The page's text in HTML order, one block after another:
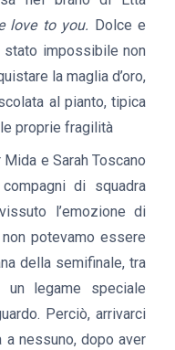
love to you. Dolce e
stato impossibile non
la maglia d’oro,
al pianto, tipica
proprie fragilità
e Sarah Toscano
di squadra
l’emozione di
potevamo essere
della semifinale, tra
legame speciale
Perciò, arrivarci
nessuno, dopo aver